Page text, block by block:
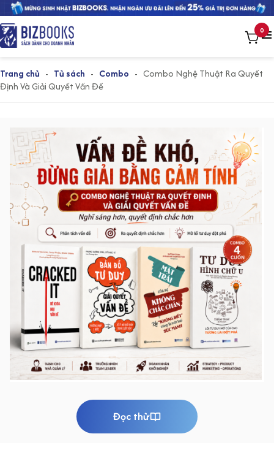
0
Trang chủ - Tủ sách - Combo - Combo Nghệ Thuật Ra Quyết
Định Và Giải Quyết Vấn Đề
Đọc thử